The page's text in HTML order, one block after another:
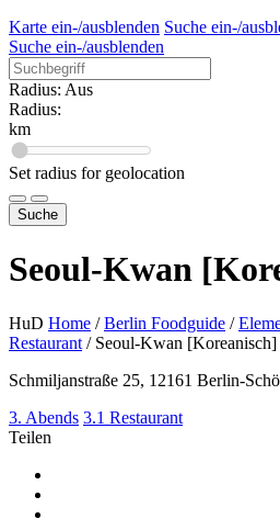
Karte ein-/ausblenden Suche ein-/
Suche ein-/ausblenden
Radius: Aus
Radius:
km
Set radius for geolocation
Suche
Seoul-Kwan
HuD Home / Berlin Foodguide /
Restaurant / Seoul-Kwan [Koreanisch]
Schmiljanstraße 25, 12161 Berlin-
3. Abends 3.1 Restaurant
Teilen